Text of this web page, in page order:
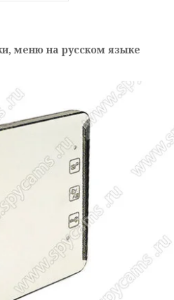
меню на русском языке